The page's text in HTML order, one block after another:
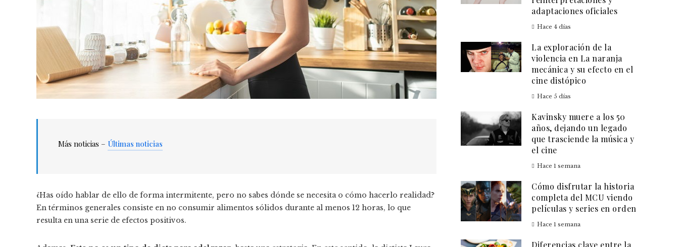
Más noticias – Últimas noticias
¿Has oído hablar de ello de forma intermitente, pero no sabes dónde se necesita o cómo hacerlo realidad?
En términos generales consiste en no consumir alimentos sólidos durante al menos 12 horas, lo que
resulta en una serie de efectos positivos.
adaptaciones oficiales
Hace 4 días
La exploración de la
violencia en La naranja
mecánica y su efecto en el
cine distópico
Hace 5 días
Kavinsky muere a los 50
años, dejando un legado
que trasciende la música y
el cine
Hace 1 semana
Cómo disfrutar la historia
completa del MCU viendo
películas y series en orden
Hace 1 semana
Diferencias clave entre la